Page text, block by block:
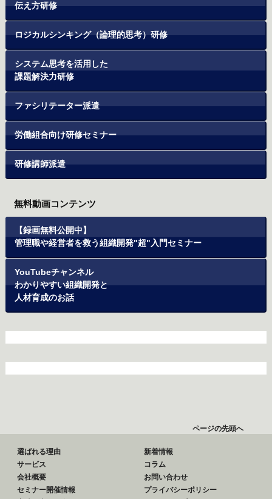
伝え方研修
ロジカルシンキング（論理的思考）研修
システム思考を活用した
課題解決力研修
ファシリテーター派遣
労働組合向け研修セミナー
研修講師派遣
無料動画コンテンツ
【録画無料公開中】
管理職や経営者を救う組織開発"超"入門セミナー
YouTubeチャンネル
わかりやすい組織開発と
人材育成のお話
ページの先頭へ
選ばれる理由
サービス
会社概要
セミナー開催情報
新着情報
コラム
お問い合わせ
プライバシーポリシー